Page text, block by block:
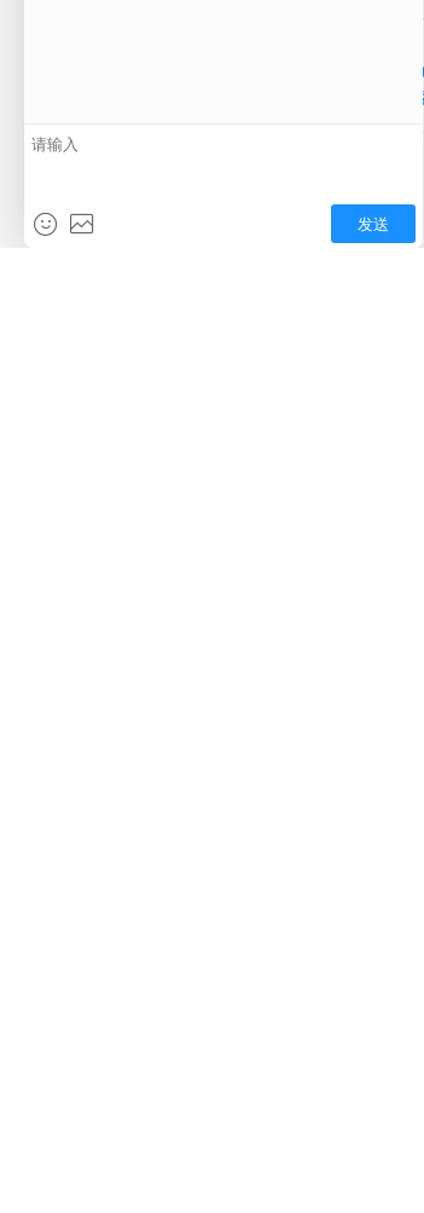
电